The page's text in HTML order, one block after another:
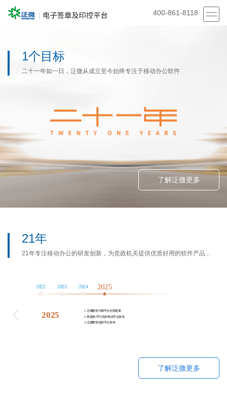
400-861-8118
方案
1个目标
二十一年如一日，泛微从成立至今始终专注于移动办公软件
了解泛微更多
21年
21年专注移动办公的研发创新，为党政机关提供优质好用的软件产品...
了解泛微更多